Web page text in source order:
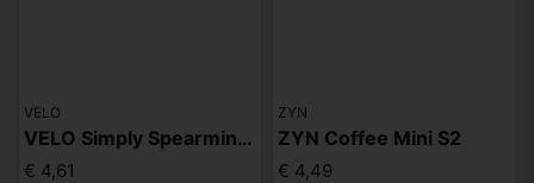
VELO
VELO Simply Spearmint Mini
€ 4,61
ZYN
ZYN Coffee Mini S2
€ 4,49